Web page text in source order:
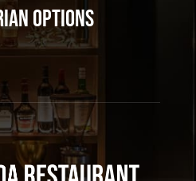
Options